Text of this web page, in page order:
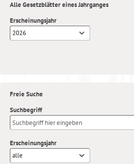
Alle Gesetzblätter eines Jahrganges
Erscheinungsjahr
2026
Freie Suche
Suchbegriff
Erscheinungsjahr
alle